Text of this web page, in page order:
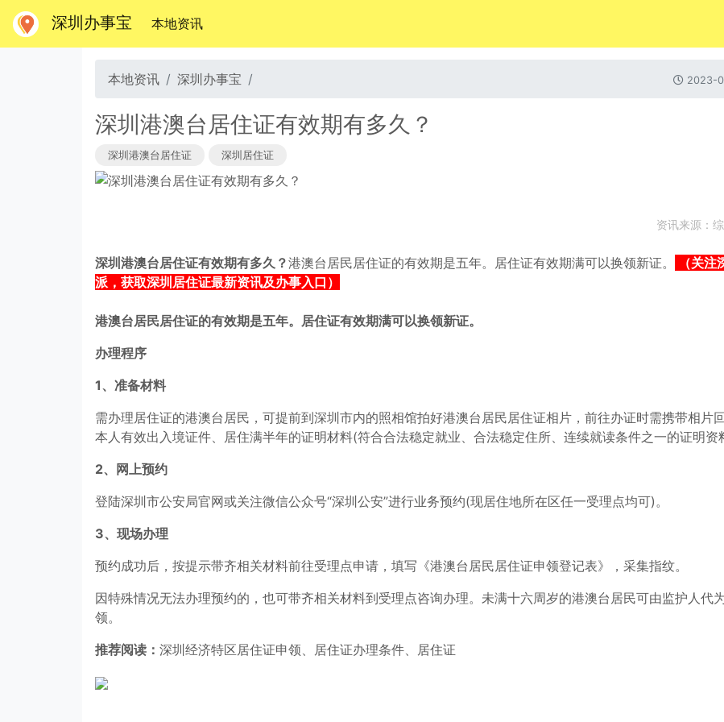
深圳办事宝 本地资讯(当前)
本地资讯 深圳办事宝 2023-
深圳港澳台居住证有效期有多久？
深圳港澳台居住证 深圳居住证
资讯来源：
深圳港澳台居住证有效期有多久？港澳台居民居住证的有效期是五年。居住证有效期满可以换领新证。
（关注
派，获取深圳居住证最新资讯及办事入口）
港澳台居民居住证的有效期是五年。居住证有效期满可以换领新证。
办理程序
1、准备材料
需办理居住证的港澳台居民，可提前到深圳市内的照相馆拍好港澳台居民居住证相片，前往办证时需携带相片回
本人有效出入境证件、居住满半年的证明材料(符合合法稳定就业、合法稳定住所、连续就读条件之一的证明资
2、网上预约
登陆深圳市公安局官网或关注微信公众号“深圳公安”进行业务预约(现居住地所在区任一受理点均可)。
3、现场办理
预约成功后，按提示带齐相关材料前往受理点申请，填写《港澳台居民居住证申领登记表》，采集指纹。
因特殊情况无法办理预约的，也可带齐相关材料到受理点咨询办理。未满十六周岁的港澳台居民可由监护人代
领。
推荐阅读： 深圳经济特区居住证申领、居住证办理条件、居住证